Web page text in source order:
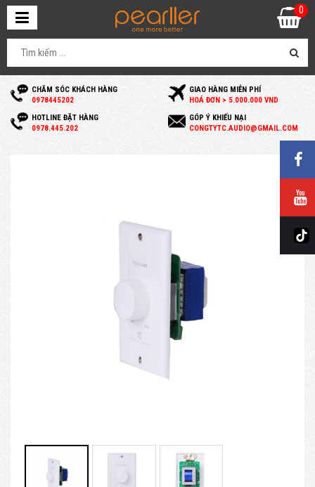
CHĂM SÓC KHÁCH HÀNG
0978445202
GIAO HÀNG MIỄN PHÍ
HOÁ ĐƠN > 5.000.000 VND
HOTLINE ĐẶT HÀNG
0978.445.202
GÓP Ý KHIẾU NẠI
CONGTYTC.AUDIO@GMAIL.COM
0